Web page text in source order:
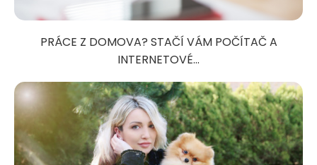
PRÁCE Z DOMOVA? STAČÍ VÁM POČÍTAČ A
INTERNETOVÉ...